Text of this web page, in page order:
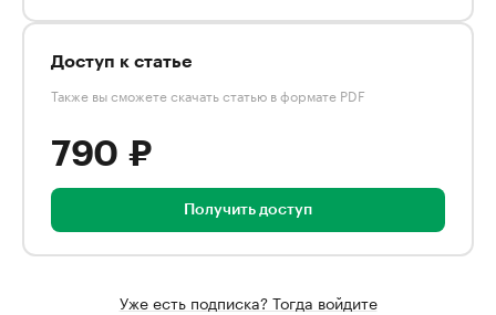
Доступ к статье
Также вы сможете скачать статью в формате PDF
790 ₽
Получить доступ
Уже есть подписка? Тогда войдите